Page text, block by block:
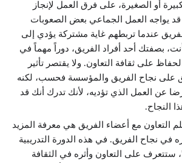
أو الصغيرة، على فرق العمل لإنجاز
قد يواجه العمل الجماعي بعض الصعوبات
عندما تربطهم غاية مشتركة يؤدي إلى
بصفتك أحد أفراد الفريق، دوراً مهماً في
على ثقافة التعاون. ولا يقتصر تأثير
على نجاح الفريق والمؤسسة فحسب، لكنه
عن العمل الذي تؤديه، لأنك تدرك أنك قد
النجاح.
التعاون مع أعضاء الفريق هي معرفة المزيد
في نجاح الفريق. في هذه الدورة التدريبية
ستتعرف على التعاون وأثره في الثقافة